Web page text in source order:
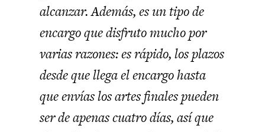
alcanzar. Además, es un tipo de
encargo que disfruto mucho por
varias razones: es rápido, los plazos
desde que llega el encargo hasta
que envías los artes finales pueden
ser de apenas cuatro días, así que